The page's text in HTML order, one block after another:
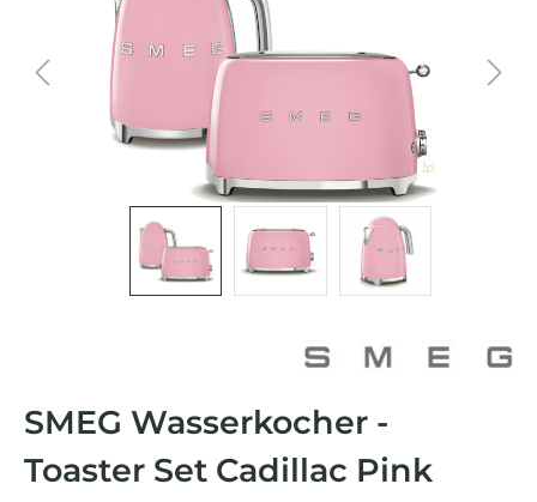
SMEG Wasserkocher -
Toaster Set Cadillac Pink